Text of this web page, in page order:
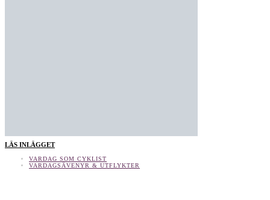
LÄS INLÄGGET
VARDAG SOM CYKLIST
VARDAGSÄVENYR & UTFLYKTER